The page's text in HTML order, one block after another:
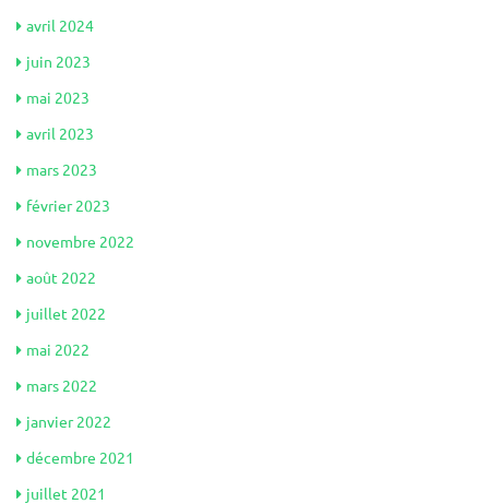
avril 2024
juin 2023
mai 2023
avril 2023
mars 2023
février 2023
novembre 2022
août 2022
juillet 2022
mai 2022
mars 2022
janvier 2022
décembre 2021
juillet 2021